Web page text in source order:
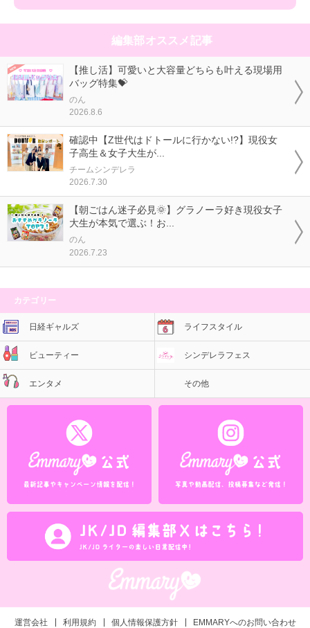
編集部オススメ記事
【推し活】可愛いと大容量どちらも叶える現場用
バッグ特集💝
のん
2026.8.6
確認中【Z世代はドトールに行かない!?】現役女
子高生＆女子大生が...
チームシンデレラ
2026.7.30
【朝ごはん迷子必見🌞】グラノーラ好き現役女子
大生が本気で選ぶ！お...
のん
2026.7.23
カテゴリー
日経ギャルズ ライフスタイル
ビューティー シンデレラフェス
エンタメ その他
運営会社 利用規約 個人情報保護方針 EMMARYへのお問い合わせ